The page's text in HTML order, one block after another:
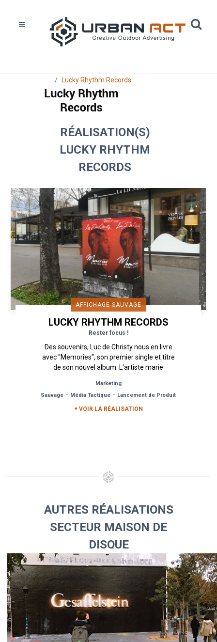
Lucky Rhythm Records
RÉALISATION(S)
LUCKY RHYTHM
RECORDS
AFFICHAGE SAUVAGE
LUCKY RHYTHM RECORDS
Rester focus !
Des souvenirs, Luc de Christy nous en livre
avec "Memories", son premier single et titre
de son nouvel album. L’artiste marie
Marketing
Sauvage - Média Tactique - Lancement de Produit
+ VOIR LA RÉALISATION
AUTRES RÉALISATIONS
SECTEUR MAISON DE
DISQUE